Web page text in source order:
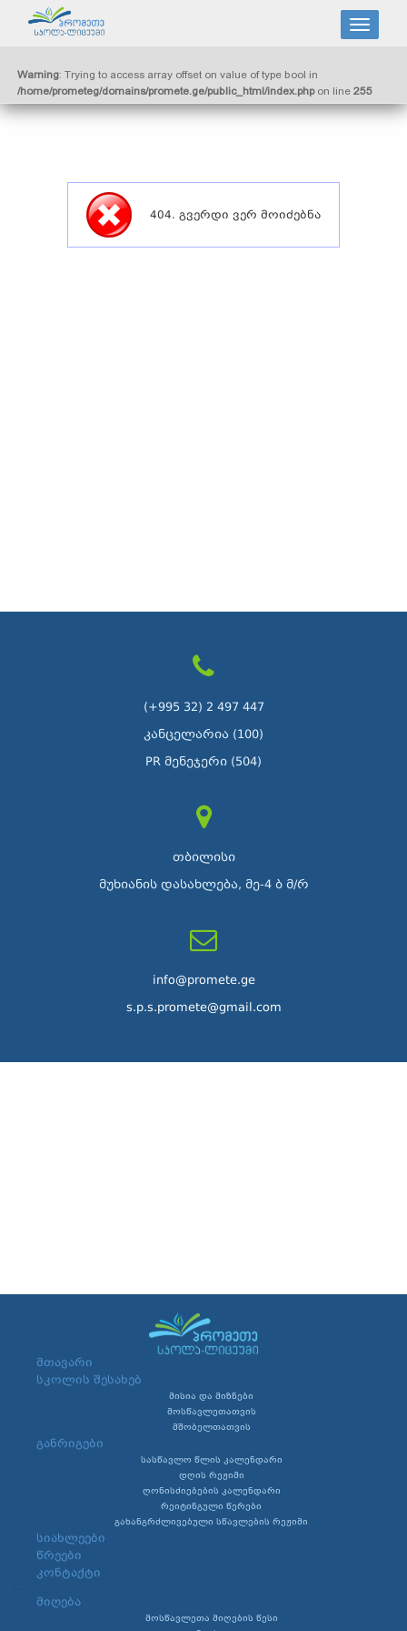
Warning: Trying to access array offset on value of type bool in
/home/prometeg/domains/promete.ge/public_html/index.phpon line 255
404. გვერდი ვერ მოიძებნა
(+995 32) 2 497 447
კანცელარია (100)
PR მენეჯერი (504)
თბილისი
მუხიანის დასახლება, მე-4 ბ მ/რ
info@promete.ge
s.p.s.promete@gmail.com
მთავარი
სკოლის შესახებ
მისია და მიზნები
მოსწავლეთათვის
მშობელთათვის
განრიგები
სასწავლო წლის კალენდარი
დღის რეჟიმი
ღონისძიებების კალენდარი
რეიტინგული წერები
გახანგრძლივებული სწავლების რეჟიმი
სიახლეები
წრეები
კონტაქტი
...
მიღება
მოსწავლეთა მიღების წესი